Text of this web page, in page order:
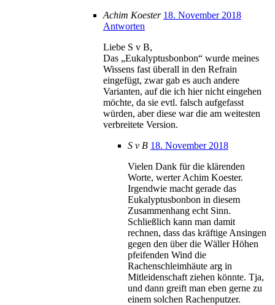
Achim Koester 18. November 2018
Antworten
Liebe S v B,
Das „Eukalyptusbonbon“ wurde meines
Wissens fast überall in den Refrain
eingefügt, zwar gab es auch andere
Varianten, auf die ich hier nicht eingehen
möchte, da sie evtl. falsch aufgefasst
würden, aber diese war die am weitesten
verbreitete Version.
S v B 18. November 2018
Vielen Dank für die klärenden
Worte, werter Achim Koester.
Irgendwie macht gerade das
Eukalyptusbonbon in diesem
Zusammenhang echt Sinn.
Schließlich kann man damit
rechnen, dass das kräftige Ansingen
gegen den über die Wäller Höhen
pfeifenden Wind die
Rachenschleimhäute arg in
Mitleidenschaft ziehen könnte. Tja,
und dann greift man eben gerne zu
einem solchen Rachenputzer.